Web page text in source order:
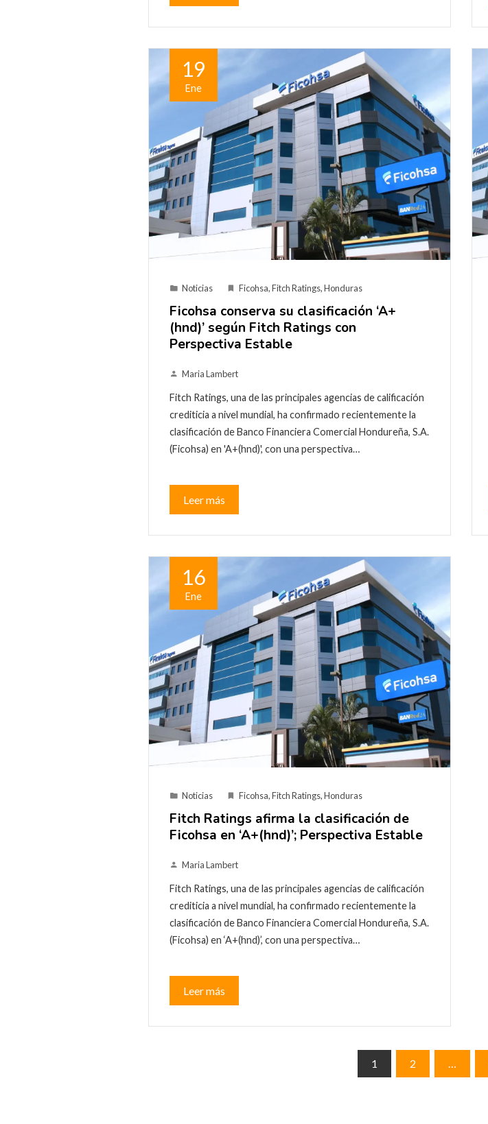
19
Ene
Noticias Ficohsa,Fitch Ratings,Honduras
Ficohsa conserva su clasificación ‘A+
(hnd)’ según Fitch Ratings con
Perspectiva Estable
Maria Lambert
Fitch Ratings, una de las principales agencias de calificación
crediticia a nivel mundial, ha confirmado recientemente la
clasificación de Banco Financiera Comercial Hondureña, S.A.
(Ficohsa) en 'A+(hnd)', con una perspectiva…
Leer más
16
Ene
Noticias Ficohsa,Fitch Ratings,Honduras
Fitch Ratings afirma la clasificación de
Ficohsa en ‘A+(hnd)’; Perspectiva Estable
Maria Lambert
Fitch Ratings, una de las principales agencias de calificación
crediticia a nivel mundial, ha confirmado recientemente la
clasificación de Banco Financiera Comercial Hondureña, S.A.
(Ficohsa) en ‘A+(hnd)’, con una perspectiva…
Leer más
1 2 …